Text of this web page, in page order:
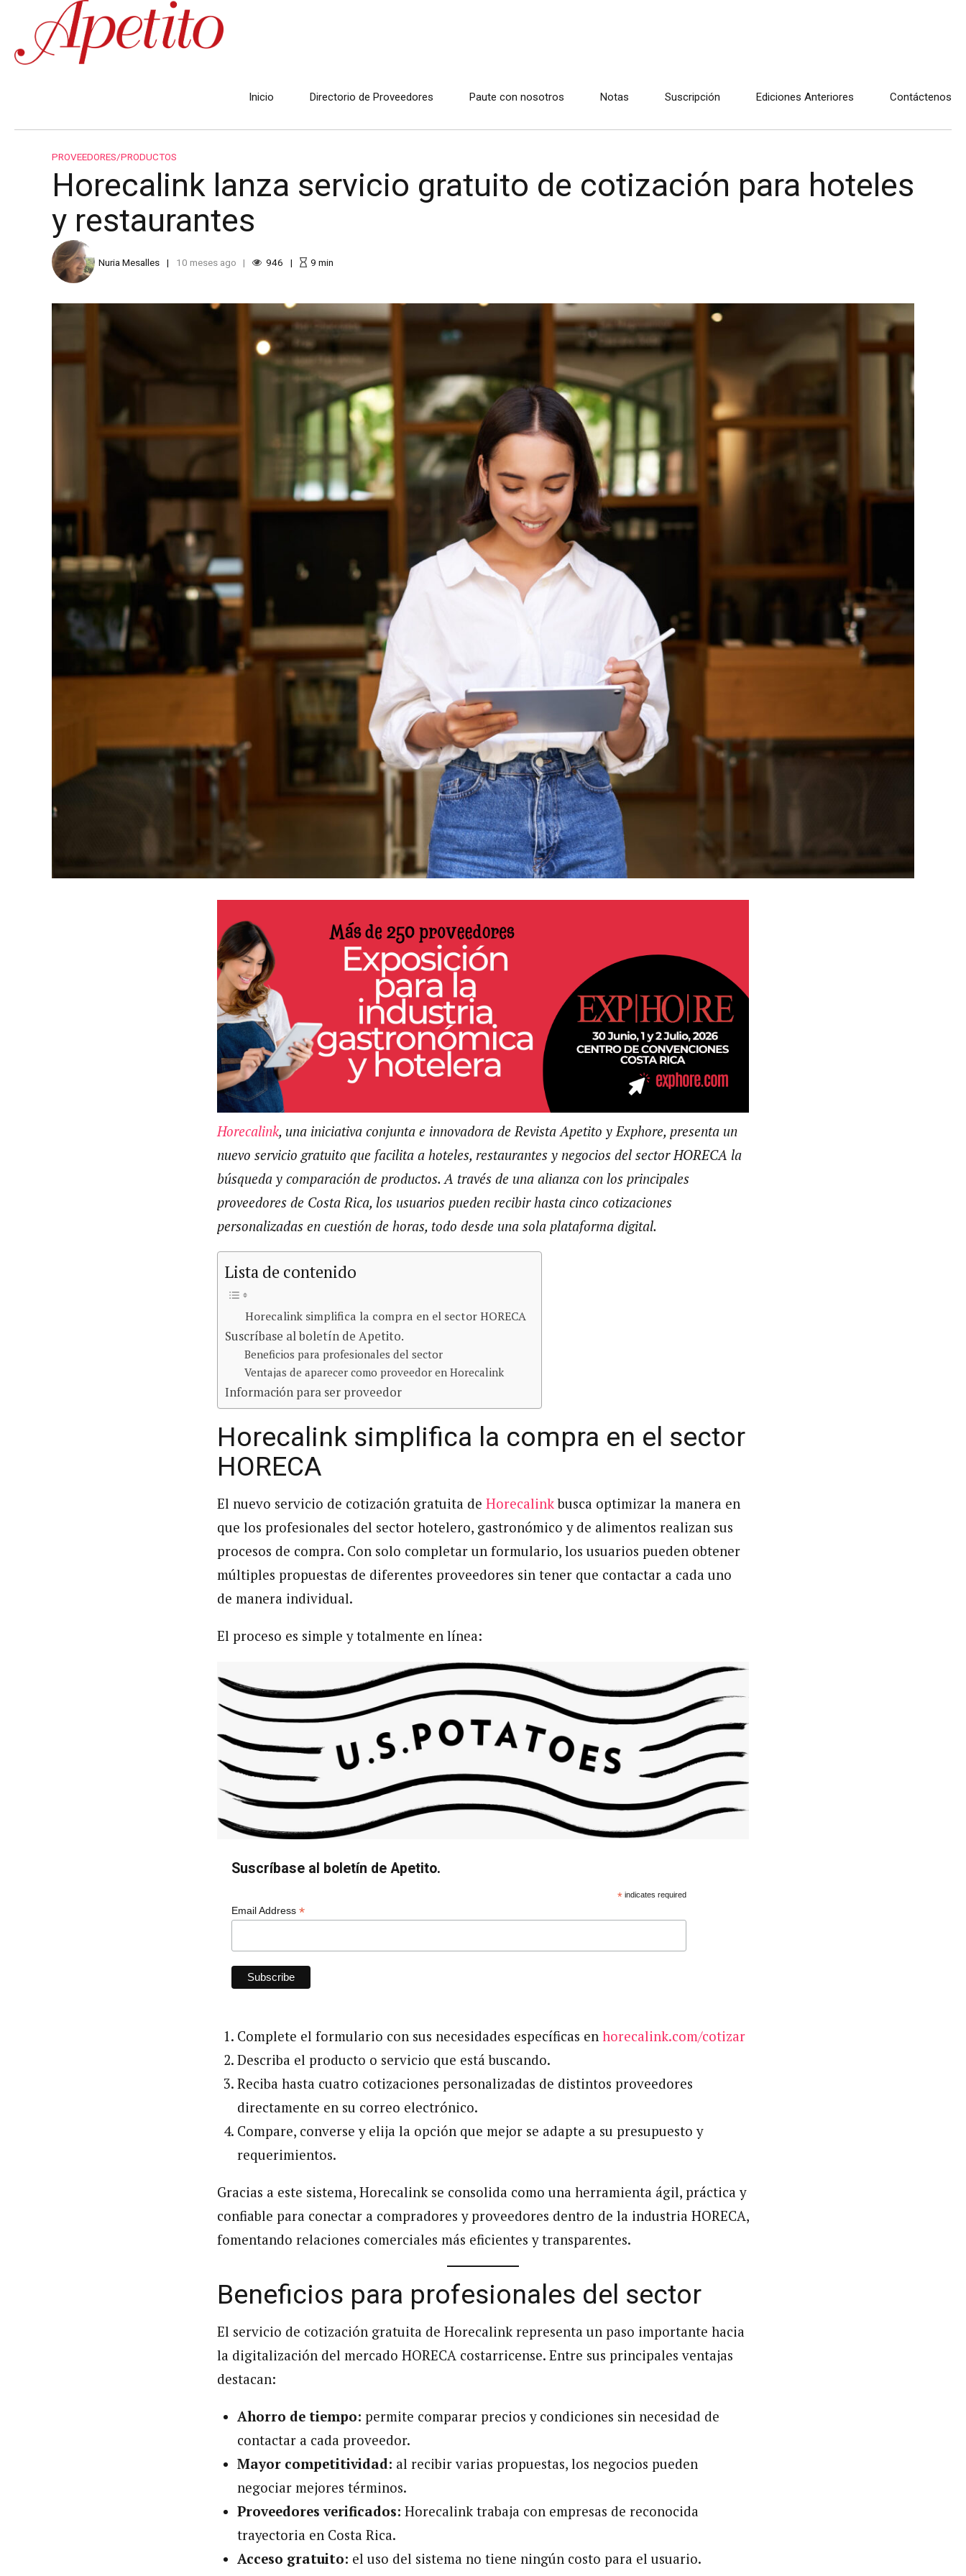
Inicio Directorio de Proveedores Paute con nosotros Notas Suscripción Ediciones Anteriores Contáctenos
PROVEEDORES/PRODUCTOS
Horecalink lanza servicio gratuito de cotización para hoteles
y restaurantes
Nuria Mesalles 10 meses ago 946 9 min
Horecalink, una iniciativa conjunta e innovadora de Revista Apetito y Exphore, presenta un
nuevo servicio gratuito que facilita a hoteles, restaurantes y negocios del sector HORECA la
búsqueda y comparación de productos. A través de una alianza con los principales
proveedores de Costa Rica, los usuarios pueden recibir hasta cinco cotizaciones
personalizadas en cuestión de horas, todo desde una sola plataforma digital.
Lista de contenido
Horecalink simplifica la compra en el sector HORECA
Suscríbase al boletín de Apetito.
Beneficios para profesionales del sector
Ventajas de aparecer como proveedor en Horecalink
Información para ser proveedor
Horecalink simplifica la compra en el sector
HORECA
El nuevo servicio de cotización gratuita de Horecalinkbusca optimizar la manera en
que los profesionales del sector hotelero, gastronómico y de alimentos realizan sus
procesos de compra. Con solo completar un formulario, los usuarios pueden obtener
múltiples propuestas de diferentes proveedores sin tener que contactar a cada uno
de manera individual.
El proceso es simple y totalmente en línea:
Suscríbase al boletín de Apetito.
*indicates required
Email Address *
Complete el formulario con sus necesidades específicas enhorecalink.com/cotizar
Describa el producto o servicio que está buscando.
Reciba hasta cuatro cotizaciones personalizadas de distintos proveedores
directamente en su correo electrónico.
Compare, converse y elija la opción que mejor se adapte a su presupuesto y
requerimientos.
Gracias a este sistema, Horecalink se consolida como una herramienta ágil, práctica y
confiable para conectar a compradores y proveedores dentro de la industria HORECA,
fomentando relaciones comerciales más eficientes y transparentes.
Beneficios para profesionales del sector
El servicio de cotización gratuita de Horecalink representa un paso importante hacia
la digitalización del mercado HORECA costarricense. Entre sus principales ventajas
destacan:
Ahorro de tiempo: permite comparar precios y condiciones sin necesidad de
contactar a cada proveedor.
Mayor competitividad: al recibir varias propuestas, los negocios pueden
negociar mejores términos.
Proveedores verificados: Horecalink trabaja con empresas de reconocida
trayectoria en Costa Rica.
Acceso gratuito: el uso del sistema no tiene ningún costo para el usuario.